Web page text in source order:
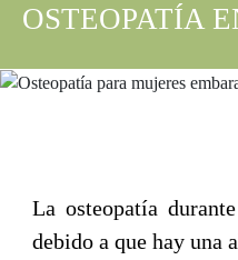
adultos
Osteopatía
para
OSTEOPATÍA
La osteopatía
debido a que hay una